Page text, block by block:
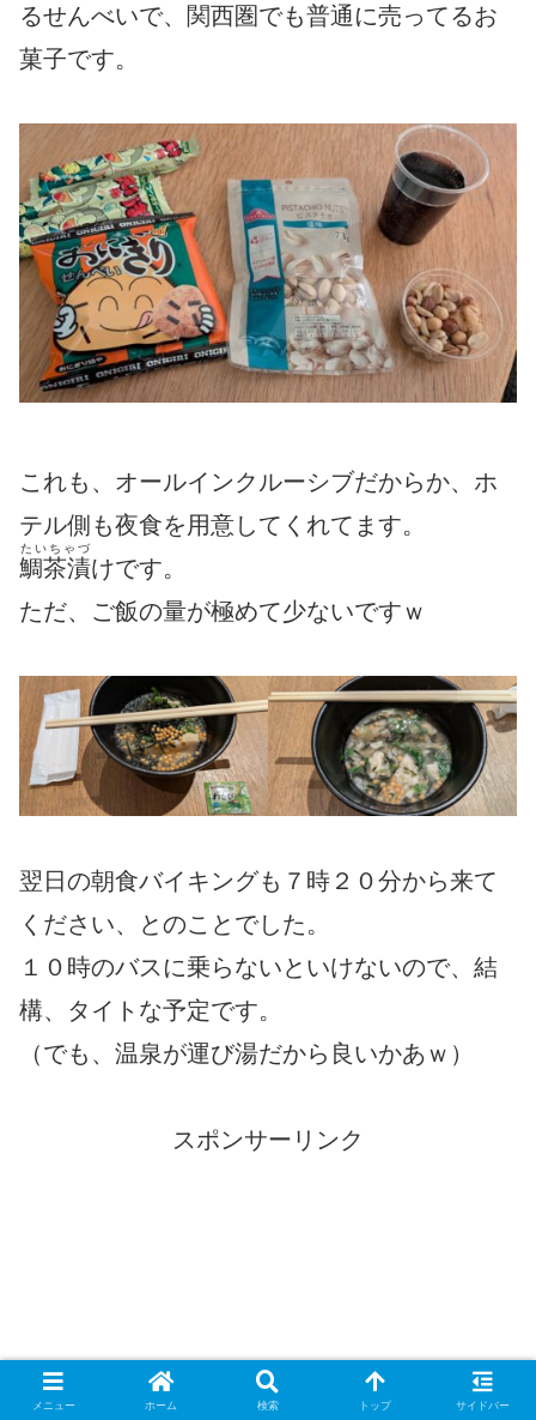
るせんべいで、関西圏でも普通に売ってるお
菓子です。
これも、オールインクルーシブだからか、ホ
テル側も夜食を用意してくれてます。
鯛茶漬
たいちゃづ
けです。
ただ、ご飯の量が極めて少ないですｗ
翌日の朝食バイキングも７時２０分から来て
ください、とのことでした。
１０時のバスに乗らないといけないので、結
構、タイトな予定です。
（でも、温泉が運び湯だから良いかあｗ）
スポンサーリンク
メニュー ホーム 検索 トップ サイドバー